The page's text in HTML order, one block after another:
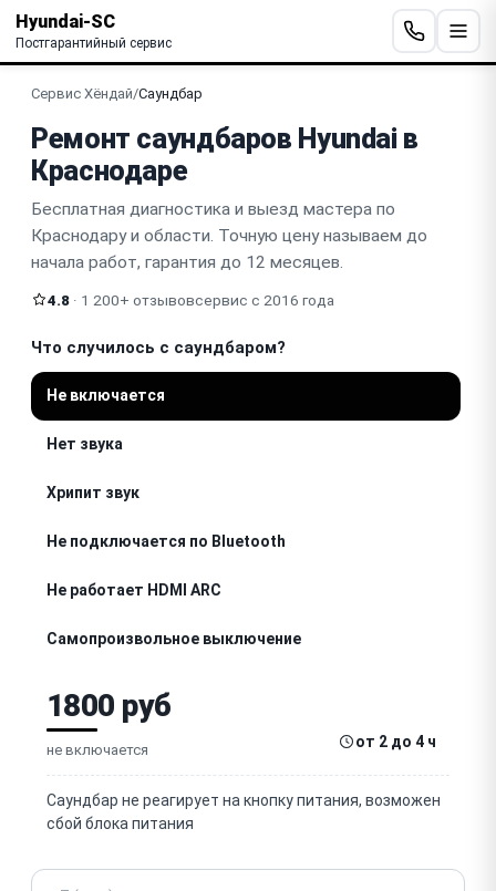
Hyundai-SC
Постгарантийный сервис
Сервис Хёндай/Саундбар
Ремонт саундбаров Hyundai в
Краснодаре
Бесплатная диагностика и выезд мастера по
Краснодару и области. Точную цену называем до
начала работ, гарантия до 12 месяцев.
4.8 · 1 200+ отзывовсервис с 2016 года
Что случилось с саундбаром?
Не включается
Нет звука
Хрипит звук
Не подключается по Bluetooth
Не работает HDMI ARC
Самопроизвольное выключение
Нет связи с сабвуфером
Не обновляется прошивка
1800 руб
не включается от 2 до 4 ч
Саундбар не реагирует на кнопку питания, возможен
сбой блока питания
Телефон